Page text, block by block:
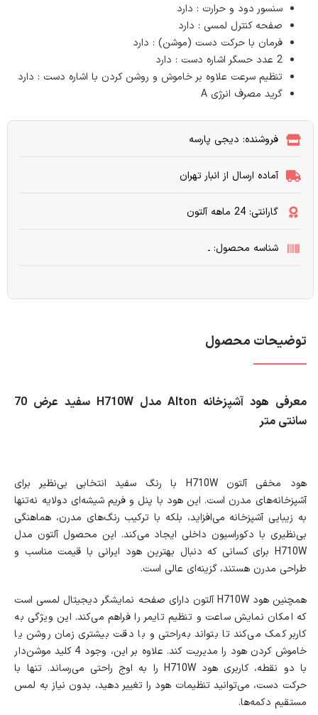
سنسور دود و حرارت : دارد
صفحه کنترل لمسی : دارد
فرمان با حرکت دست (موشن) : دارد
2 عدد حسگر اشاره دست : دارد
تنظیم سرعت علاوه بر خاموش و روشن کردن با اشاره دست : دارد
گرید مصرف انرژی A
فروشنده: دیجی پارسه
آماده ارسال از انبار تهران
گارانتی: 24 ماهه آلتون
شناسه محصول: ـ
توضیحات محصول
معرفی هود آشپزخانه Alton مدل H710W سفید عرض 70
سانتی متر
هود مخفی آلتون H710W با رنگ سفید انتخابی بی‌نظیر برای
آشپزخانه‌های مدرن است. این هود با پنل و فریم شیشه‌ای دو‌لایه نه‌تنها
به زیبایی آشپزخانه می‌افزاید، بلکه با ترکیب رنگ‌های مدرن، هماهنگی
بی‌نظیری با دکوراسیون داخلی ایجاد می‌کند. این محصول آلتون مدل
H710W برای کسانی که دنبال بهترین هود ایرانی با قیمت مناسب و
طراحی مدرن هستند، گزینه‌ای عالی است.
همچنین هود H710W آلتون دارای صفحه نمایشگر دیجیتال لمسی است
که امکان نمایش ساعت و تنظیم تایمر را فراهم می‌کند. این ویژگی به
کاربر کمک می‌کند تا بتواند به‌راحتی و با دقت بیشتری زمان روشن یا
خاموش کردن هود را مدیریت کند. علاوه بر این، وجود 4 کلید موشن‌دار
با دو نقطه، کاربری هود H710W را به اوج راحتی می‌رساند. تنها با
حرکت دست، می‌توانید تنظیمات هود را تغییر دهید، بدون نیاز به لمس
مستقیم دکمه‌ها.